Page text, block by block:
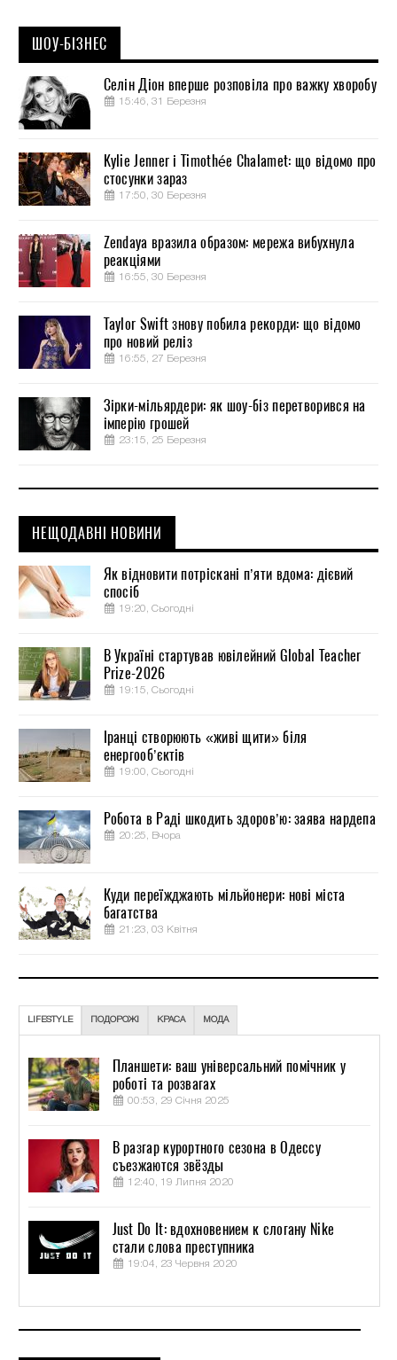
ШОУ-БІЗНЕС
Селін Діон вперше розповіла про важку хворобу
15:46, 31 Березня
Kylie Jenner і Timothée Chalamet: що відомо про
стосунки зараз
17:50, 30 Березня
Zendaya вразила образом: мережа вибухнула
реакціями
16:55, 30 Березня
Taylor Swift знову побила рекорди: що відомо
про новий реліз
16:55, 27 Березня
Зірки-мільярдери: як шоу-біз перетворився на
імперію грошей
23:15, 25 Березня
НЕЩОДАВНІ НОВИНИ
Як відновити потріскані п’яти вдома: дієвий
спосіб
19:20, Сьогодні
В Україні стартував ювілейний Global Teacher
Prize-2026
19:15, Сьогодні
Іранці створюють «живі щити» біля
енергооб’єктів
19:00, Сьогодні
Робота в Раді шкодить здоров’ю: заява нардепа
20:25, Вчора
Куди переїжджають мільйонери: нові міста
багатства
21:23, 03 Квітня
LIFESTYLE ПОДОРОЖІ КРАСА МОДА
Планшети: ваш універсальний помічник у
роботі та розвагах
00:53, 29 Січня 2025
В разгар курортного сезона в Одессу
съезжаются звёзды
12:40, 19 Липня 2020
Just Do It: вдохновением к слогану Nike
стали слова преступника
19:04, 23 Червня 2020